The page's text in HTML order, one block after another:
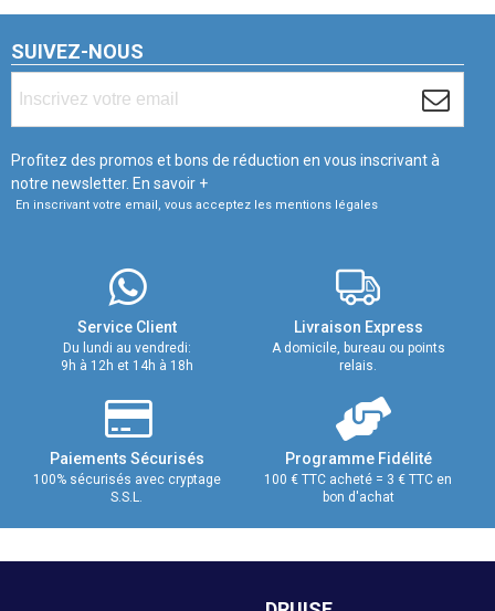
SUIVEZ-NOUS
Profitez des promos et bons de réduction en vous inscrivant à
notre newsletter. En savoir +
En inscrivant votre email, vous acceptez les mentions légales
Service Client
Du lundi au vendredi:
9h à 12h et 14h à 18h
Livraison Express
A domicile, bureau ou points
relais.
Paiements Sécurisés
100% sécurisés avec cryptage
S.S.L.
Programme Fidélité
100 € TTC acheté = 3 € TTC en
bon d'achat